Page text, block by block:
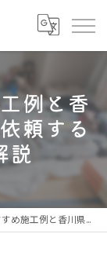
例と香
頼する
説
亀市で安心して依頼するためのポイント解説